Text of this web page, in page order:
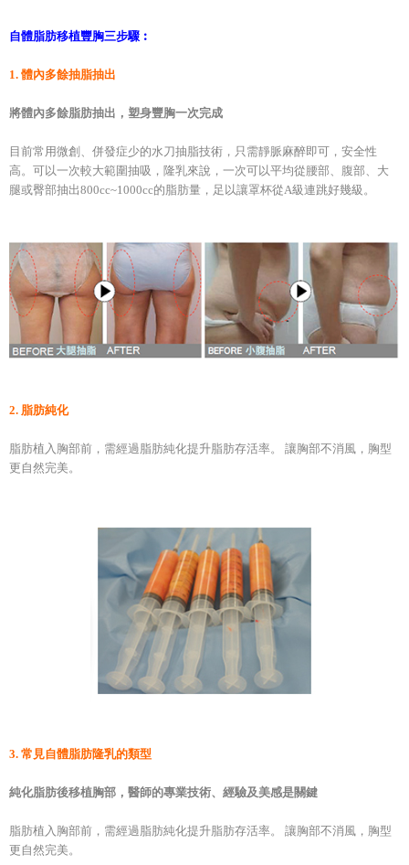
自體脂肪移植豐胸三步驟︰
1. 體內多餘抽脂抽出
將體內多餘脂肪抽出，塑身豐胸一次完成
目前常用微創、併發症少的水刀抽脂技術，只需靜脈麻醉即可，安全性
高。可以一次較大範圍抽吸，隆乳來說，一次可以平均從腰部、腹部、大
腿或臀部抽出800cc~1000cc的脂肪量，足以讓罩杯從A級連跳好幾級。
2. 脂肪純化
脂肪植入胸部前，需經過脂肪純化提升脂肪存活率。 讓胸部不消風，胸型
更自然完美。
3. 常見自體脂肪隆乳的類型
純化脂肪後移植胸部，醫師的專業技術、經驗及美感是關鍵
脂肪植入胸部前，需經過脂肪純化提升脂肪存活率。 讓胸部不消風，胸型
更自然完美。